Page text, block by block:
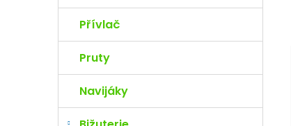
Přívlač
Pruty
Navijáky